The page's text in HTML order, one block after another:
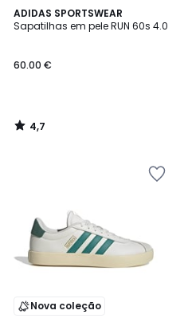
ADIDAS SPORTSWEAR
Sapatilhas em pele RUN 60s 4.0
60.00 €
4,7
/ 5
4,7
/
Nova coleção